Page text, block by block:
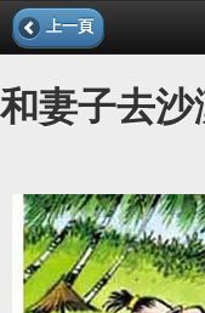
上一頁
和妻子去沙